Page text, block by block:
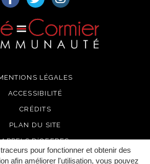
pour fonctionner et obtenir des
afin améliorer l'utilisation, vous pouvez
LÉGALES
ACCESSIBILITÉ
CRÉDITS
PLAN DU SITE
APPELS D’OFFRES
RECRUTEMENT